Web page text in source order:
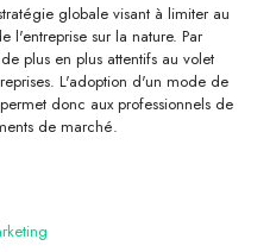
globale visant à limiter au
l'entreprise sur la nature. Par
plus en plus attentifs au volet
L'adoption d'un mode de
donc aux professionnels de
de marché.